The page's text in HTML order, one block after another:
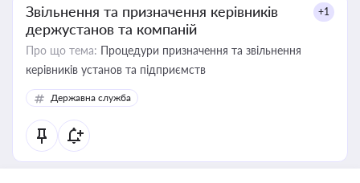
Звільнення та призначення керівників
держустанов та компаній
+1
Про що тема: Процедури призначення та звільнення
керівників установ та підприємств
Державна служба